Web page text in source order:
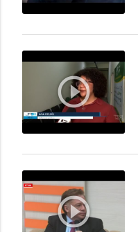
play_circle_outline
play_circle_outline